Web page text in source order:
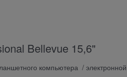
Bellevue 15,6"
компьютера / электронной